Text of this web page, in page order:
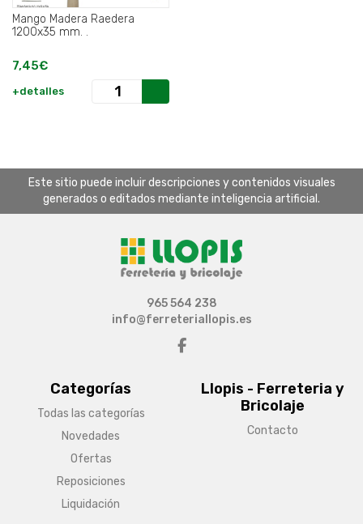
Mango Madera Raedera
1200x35 mm. .
7,45€
+detalles
Este sitio puede incluir descripciones y contenidos visuales
generados o editados mediante inteligencia artificial.
Categorías
Todas las categorías
Novedades
Ofertas
Reposiciones
Liquidación
Llopis - Ferreteria y
Bricolaje
Contacto
965 564 238
info@ferreteriallopis.es